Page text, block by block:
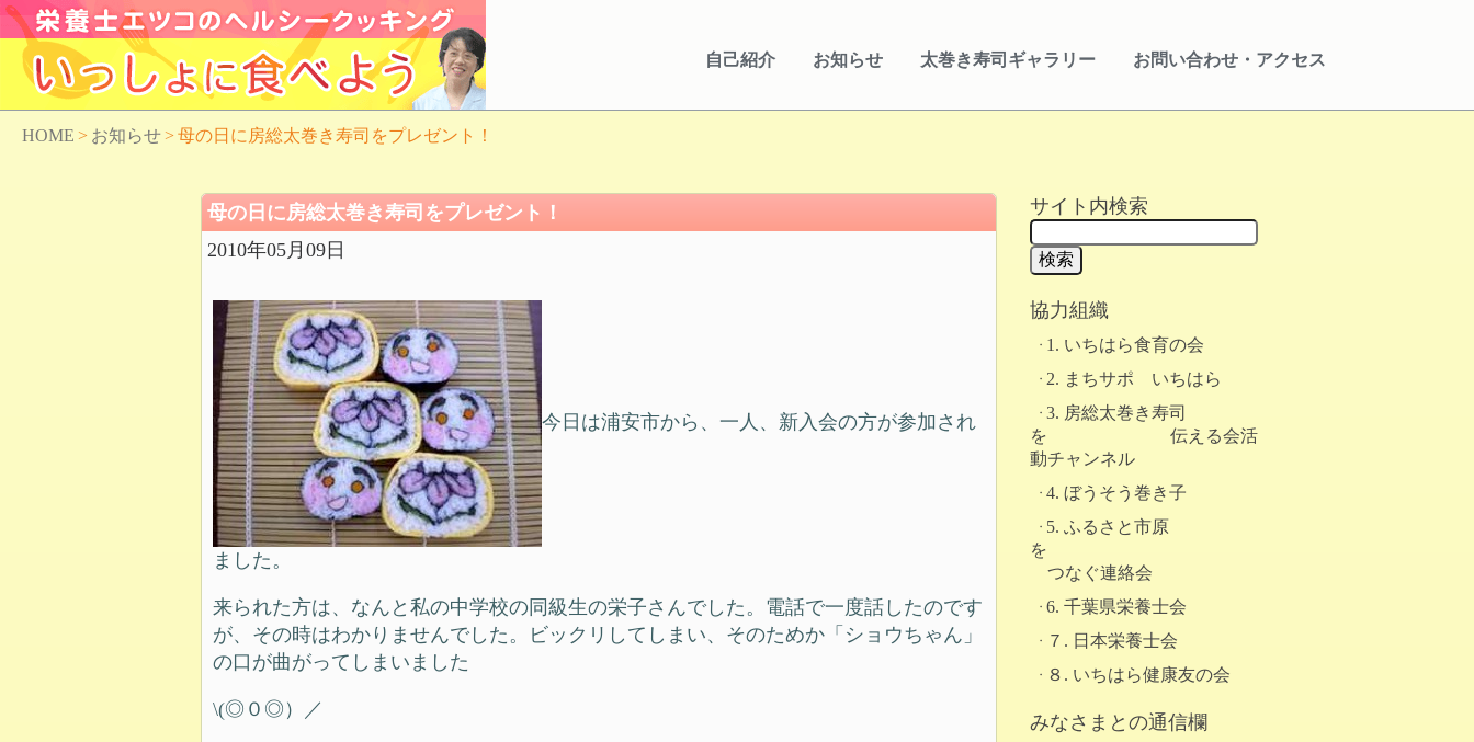
自己紹介 お知らせ 太巻き寿司ギャラリー お問い合わせ・アクセス
HOME > お知らせ>母の日に房総太巻き寿司をプレゼント！
母の日に房総太巻き寿司をプレゼント！
2010年05月09日
今日は浦安市から、一人、新入会の方が参加され
ました。
来られた方は、なんと私の中学校の同級生の栄子さんでした。電話で一度話したのです
が、その時はわかりませんでした。ビックリしてしまい、そのためか「ショウちゃん」
の口が曲がってしまいました
\(◎０◎）／
サイト内検索
協力組織
1. いちはら食育の会
2. まちサポ いちはら
3. 房総太巻き寿司
を 伝える会活
動チャンネル
4. ぼうそう巻き子
5. ふるさと市原
を
つなぐ連絡会
6. 千葉県栄養士会
７. 日本栄養士会
８. いちはら健康友の会
みなさまとの通信欄